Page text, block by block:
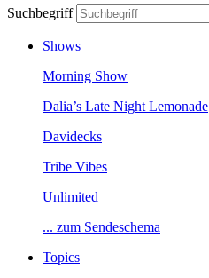
Suchbegriff
Shows
MorningShow
Dalia’sLateNightLemonade
Davidecks
TribeVibes
Unlimited
...zumSendeschema
Topics